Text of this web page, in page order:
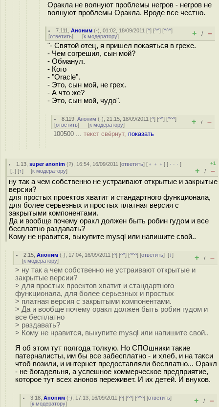
Оракла не волнуют проблемы негров - негров не
волнуют проблемы Оракла. Вроде все честно.
7.111 ,Аноним (-), 01:02, 18/09/2011 [^] [^^] [^^^]
[ответить] [к модератору] + / –
"- Святой отец, я пришел покаяться в грехе.
- Чем согрешил, сын мой?
- Обманул.
- Кого
- "Oracle".
- Это, сын мой, не грех.
- А что же?
- Это, сын мой, чудо".
8.119 ,Аноним (-), 21:15, 18/09/2011 [^] [^^] [^^^]
[ответить] [к модератору] + / –
100500 ... текст свёрнут, показать
1.13 ,super anonim (?), 16:54, 16/09/2011 [ответить] [ ﹢﹢﹢] [ · · ·]
[↓] [↑] [к модератору]
+1
+ / –
ну так а чем собственно не устраивают открытые и закрытые
версии?
для простых проектов хватит и стандартного функционала,
для более серьезных и простых платная версия с
закрытыми компонентами.
Да и вообще почему оракл должен быть робин гудом и все
бесплатно раздавать?
Кому не нравится, выкупите mysql или напишите свой..
2.15 ,Аноним (-), 17:04, 16/09/2011 [^] [^^] [^^^] [ответить][↓]
[к модератору] + / –
> ну так а чем собственно не устраивают открытые и
закрытые версии?
> для простых проектов хватит и стандартного
функционала, для более серьезных и простых
> платная версия с закрытыми компонентами.
> Да и вообще почему оракл должен быть робин гудом и
все бесплатно
> раздавать?
> Кому не нравится, выкупите mysql или напишите свой..
Я об этом тут полгода толкую. Но СПОшники такие
патерналисты, им бы все забесплатно - и хлеб, и на такси
чтоб возили, и интернет предоставляли бесплатно... Оракл
- не богадельня, а успешное коммерческое предприятие,
которое тут всех анонов переживет. И их детей. И внуков.
3.18 ,Аноним (-), 17:13, 16/09/2011 [^] [^^] [^^^] [ответить]
[к модератору] + / –